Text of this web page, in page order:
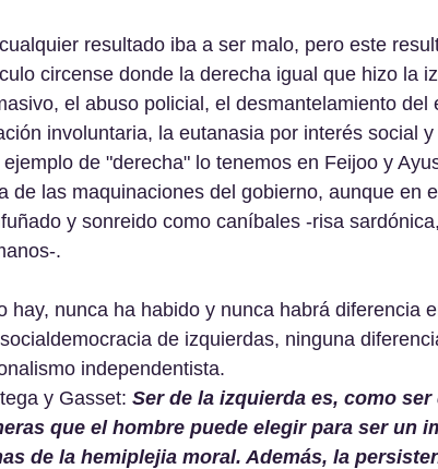
resultado iba a ser malo, pero este
circense donde la derecha igual que hizo la
el abuso policial, el desmantelamiento del
involuntaria, la eutanasia por interés social
de "derecha" lo tenemos en Feijoo y
de las maquinaciones del gobierno, aunque en
y sonreido como caníbales -risa
.
hay, nunca ha habido y nunca habrá diferencia
de izquierdas, ninguna
independentista.
y Gasset: Ser de la izquierda es, como
que el hombre puede elegir para ser un
de la hemiplejia moral. Además, la